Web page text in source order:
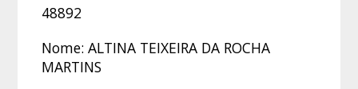
48892
Nome: ALTINA TEIXEIRA DA ROCHA
MARTINS